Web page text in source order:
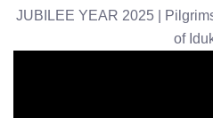
JUBILEE YEAR 2025 |
of